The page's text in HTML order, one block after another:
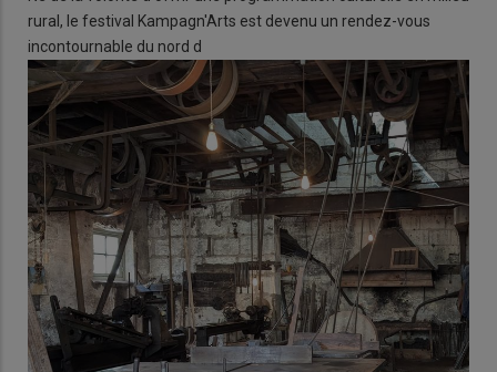
rural, le festival Kampagn'Arts est devenu un rendez-vous
incontournable du nord d